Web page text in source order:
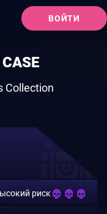
ВОЙТИ
Collection
риск